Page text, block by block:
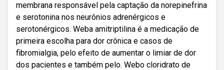
membrana responsável pela captação da norepinefrina
e serotonina nos neurônios adrenérgicos e
serotonérgicos. Weba amitriptilina é a medicação de
primeira escolha para dor crônica e casos de
fibromialgia, pelo efeito de aumentar o limiar de dor
dos pacientes e também pelo. Webo cloridrato de